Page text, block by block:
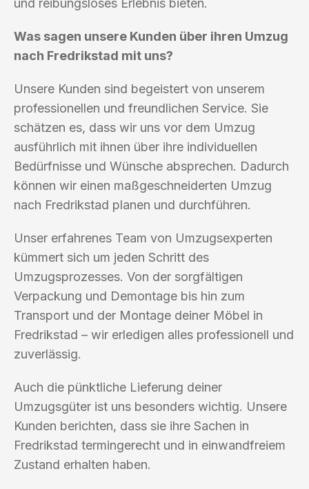
und reibungsloses Erlebnis bieten.
Was sagen unsere Kunden über ihren Umzug
nach Fredrikstad mit uns?
Unsere Kunden sind begeistert von unserem
professionellen und freundlichen Service. Sie
schätzen es, dass wir uns vor dem Umzug
ausführlich mit ihnen über ihre individuellen
Bedürfnisse und Wünsche absprechen. Dadurch
können wir einen maßgeschneiderten Umzug
nach Fredrikstad planen und durchführen.
Unser erfahrenes Team von Umzugsexperten
kümmert sich um jeden Schritt des
Umzugsprozesses. Von der sorgfältigen
Verpackung und Demontage bis hin zum
Transport und der Montage deiner Möbel in
Fredrikstad – wir erledigen alles professionell und
zuverlässig.
Auch die pünktliche Lieferung deiner
Umzugsgüter ist uns besonders wichtig. Unsere
Kunden berichten, dass sie ihre Sachen in
Fredrikstad termingerecht und in einwandfreiem
Zustand erhalten haben.